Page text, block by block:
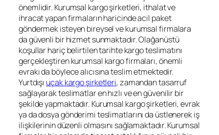
önemlidir. Kurumsal kargo şirketleri, ithalat ve
ihracat yapan firmaların haricinde acil paket
göndermek isteyen bireysel ve kurumsal firmalara
da güvenli bir hizmet sunmaktadır. Olağanüstü
koşullar hariç belirtilen tarihte kargo teslimatını
gerçekleştiren kurumsal kargo firmaları, önemli
evrakı da böylece alıcısına teslim etmektedir.
Yurtdışı uçak kargo şirketleri, zamandan tasarruf
sağlayarak teslimatlar en hızlı ve en güvenilir bir
şekilde yapmaktadır. Kurumsal kargo şirketleri, evrak
ya da dosya gönderimi teslimatlarını da üstlenerek iş
ilişkilerinin düzenli olmasını sağlamaktadır. Kurumsal